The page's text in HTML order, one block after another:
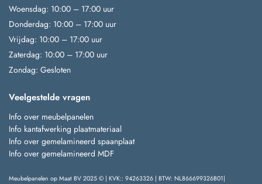
Woensdag: 10:00 – 17:00 uur
Donderdag: 10:00 – 17:00 uur
Vrijdag: 10:00 – 17:00 uur
Zaterdag: 10:00 – 17:00 uur
Zondag: Gesloten
Veelgestelde vragen
Info over meubelpanelen
Info kantafwerking plaatmateriaal
Info over gemelamineerd spaanplaat
Info over gemelamineerd MDF
Meubelpanelen op Maat BV 2025 © | KVK:: 94263326 | BTW: NL866699326B01|